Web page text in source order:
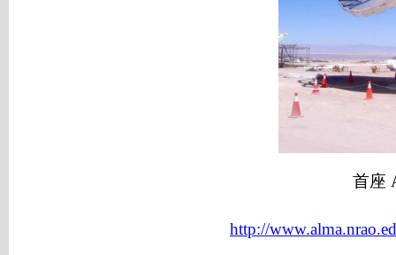
首座
http://